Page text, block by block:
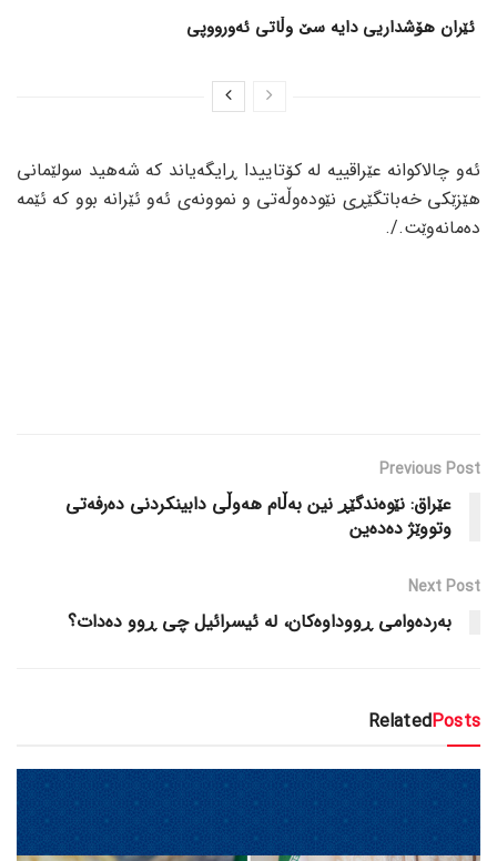
ئێران هۆشداریی دایە سێ وڵاتی ئەورووپی
ئەو چالاکوانە عێراقییە لە کۆتاییدا ڕایگەیاند کە شەهید سولێمانی
هێزێکی خەباتگێڕی نێودەوڵەتی و نموونەی ئەو ئێرانە بوو کە ئێمە
دەمانەوێت./.
Previous Post
عێراق: نێوەندگێڕ نین بەڵام هەوڵی دابینکردنی دەرفەتی
وتووێژ دەدەین
Next Post
بەردەوامی ڕووداوەکان، لە ئیسرائیل چی ڕوو دەدات؟
RelatedPosts